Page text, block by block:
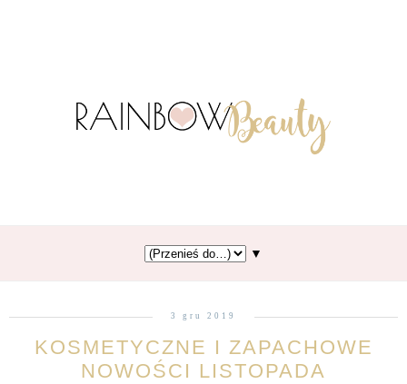
▼
3 gru 2019
KOSMETYCZNE I ZAPACHOWE
NOWOŚCI LISTOPADA